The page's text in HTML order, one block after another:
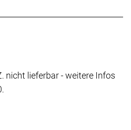
nicht lieferbar - weitere Infos